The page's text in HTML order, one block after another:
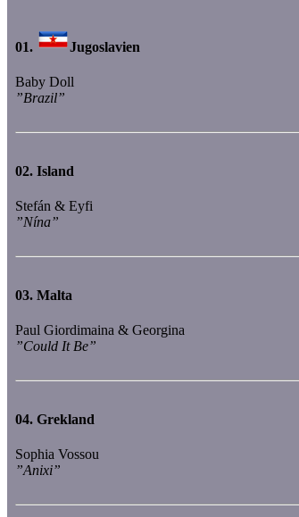
01. Jugoslavien
Baby Doll
”Brazil”
02. Island
Stefán & Eyfi
”Nína”
03. Malta
Paul Giordimaina & Georgina
”Could It Be”
04. Grekland
Sophia Vossou
”Anixi”